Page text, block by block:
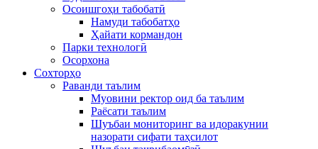
Осоишгоҳи табобатӣ
Намуди табобатҳо
Ҳайати кормандон
Парки технологӣ
Осорхона
Сохторҳо
Раванди таълим
Муовини ректор оид ба таълим
Раёсати таълим
Шуъбаи мониторинг ва идоракунии
назорати сифати таҳсилот